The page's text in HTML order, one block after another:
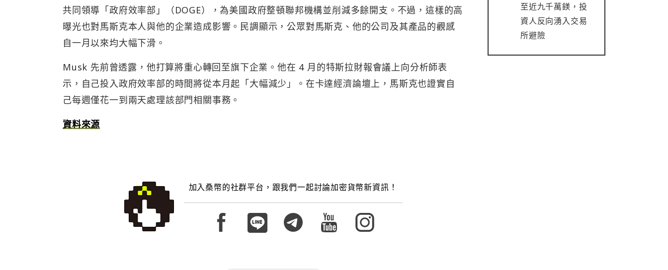
共同領導「政府效率部」（DOGE），為美國政府整頓聯邦機構並削減多餘開支。不過，這樣的高
曝光也對馬斯克本人與他的企業造成影響。民調顯示，公眾對馬斯克、他的公司及其產品的觀感
自一月以來均大幅下滑。
Musk 先前曾透露，他打算將重心轉回至旗下企業。他在 4 月的特斯拉財報會議上向分析師表
示，自己投入政府效率部的時間將從本月起「大幅減少」。在卡達經濟論壇上，馬斯克也證實自
己每週僅花一到兩天處理該部門相關事務。
資料來源
加入桑幣的社群平台，跟我們一起討論加密貨幣新資訊！
至近九千萬鎂，投
資人反向湧入交易
所避險